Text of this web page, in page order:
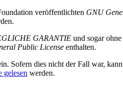
veröffentlichten GNU
GARANTIE und sogar
Public License enthalten.
Sofern dies nicht der Fall war,
gelesen werden.